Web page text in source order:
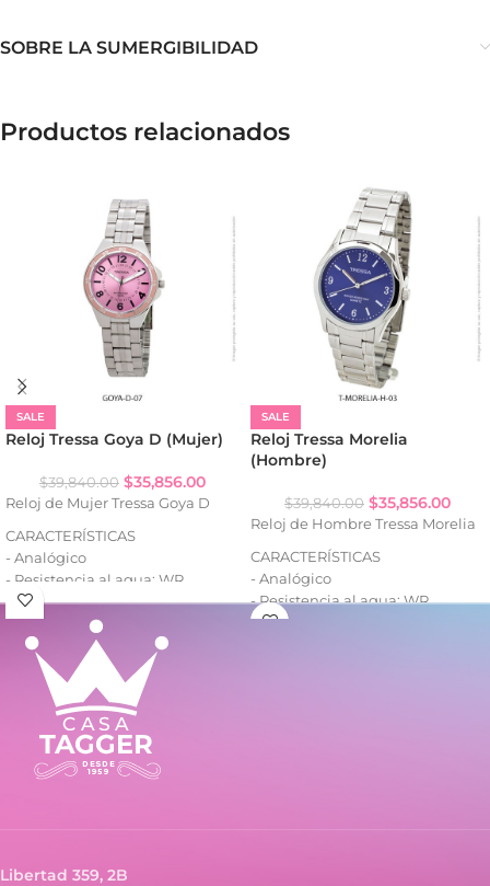
SOBRE LA SUMERGIBILIDAD
Productos relacionados
SALE
Reloj Tressa Goya D (Mujer)
$39,840.00 $35,856.00
Reloj de Mujer Tressa Goya D
CARACTERÍSTICAS
- Analógico
- Resistencia al agua: WR
- Caja de metal
- Malla de metal
SALE
Reloj Tressa Morelia
(Hombre)
$39,840.00 $35,856.00
Reloj de Hombre Tressa Morelia
CARACTERÍSTICAS
- Analógico
- Resistencia al agua: WR
- Caja de metal
Libertad 359, 2B